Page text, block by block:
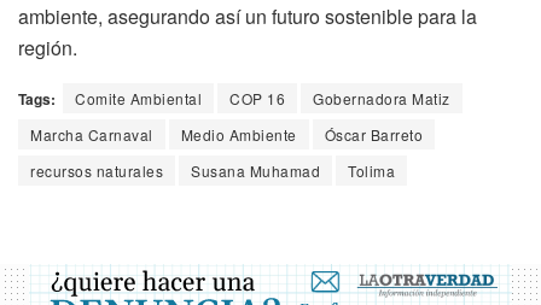
ambiente, asegurando así un futuro sostenible para la
región.
Tags: Comite Ambiental COP 16
Gobernadora Matiz
Marcha Carnaval
Medio Ambiente
Óscar Barreto
recursos naturales
Susana Muhamad Tolima